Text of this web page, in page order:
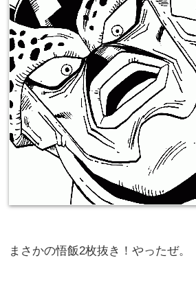
まさかの悟飯2枚抜き！やったぜ。